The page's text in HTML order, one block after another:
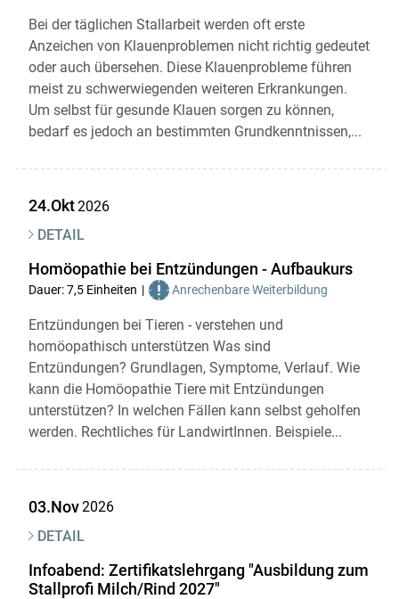
Bei der täglichen Stallarbeit werden oft erste
Anzeichen von Klauenproblemen nicht richtig gedeutet
oder auch übersehen. Diese Klauenprobleme führen
meist zu schwerwiegenden weiteren Erkrankungen.
Um selbst für gesunde Klauen sorgen zu können,
bedarf es jedoch an bestimmten Grundkenntnissen,...
24.Okt2026
DETAIL
Homöopathie bei Entzündungen - Aufbaukurs
Dauer: 7,5 Einheiten Anrechenbare Weiterbildung
Entzündungen bei Tieren - verstehen und
homöopathisch unterstützen Was sind
Entzündungen? Grundlagen, Symptome, Verlauf. Wie
kann die Homöopathie Tiere mit Entzündungen
unterstützen? In welchen Fällen kann selbst geholfen
werden. Rechtliches für LandwirtInnen. Beispiele...
03.Nov2026
DETAIL
Infoabend: Zertifikatslehrgang "Ausbildung zum
Stallprofi Milch/Rind 2027"